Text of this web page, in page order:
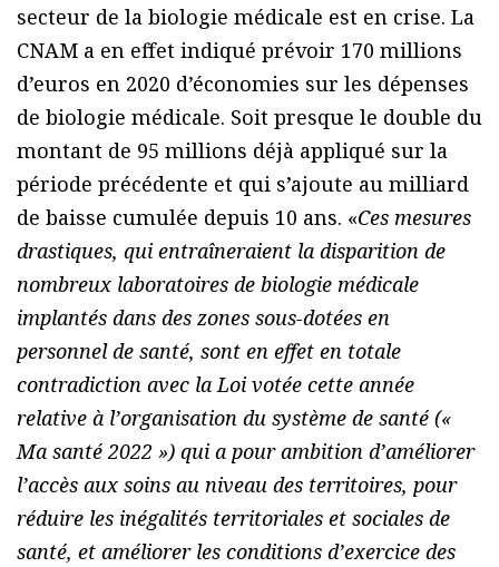
secteur de la biologie médicale est en crise. La
CNAM a en effet indiqué prévoir 170 millions
d’euros en 2020 d’économies sur les dépenses
de biologie médicale. Soit presque le double du
montant de 95 millions déjà appliqué sur la
période précédente et qui s’ajoute au milliard
de baisse cumulée depuis 10 ans. «Ces mesures
drastiques, qui entraîneraient la disparition de
nombreux laboratoires de biologie médicale
implantés dans des zones sous-dotées en
personnel de santé, sont en effet en totale
contradiction avec la Loi votée cette année
relative à l’organisation du système de santé («
Ma santé 2022 ») qui a pour ambition d’améliorer
l’accès aux soins au niveau des territoires, pour
réduire les inégalités territoriales et sociales de
santé, et améliorer les conditions d’exercice des